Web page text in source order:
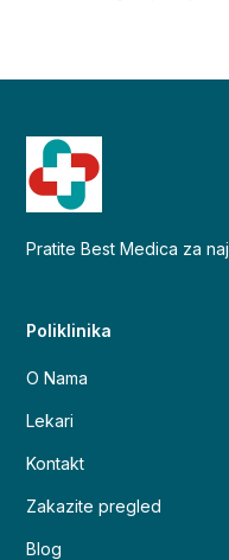
Pratite Best Medica za
Poliklinika
O Nama
Lekari
Kontakt
Zakazite pregled
Blog